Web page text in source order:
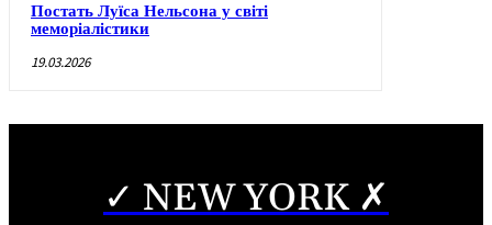
Постать Луїса Нельсона у світі
меморіалістики
19.03.2026
✓ NEW YORK ✗